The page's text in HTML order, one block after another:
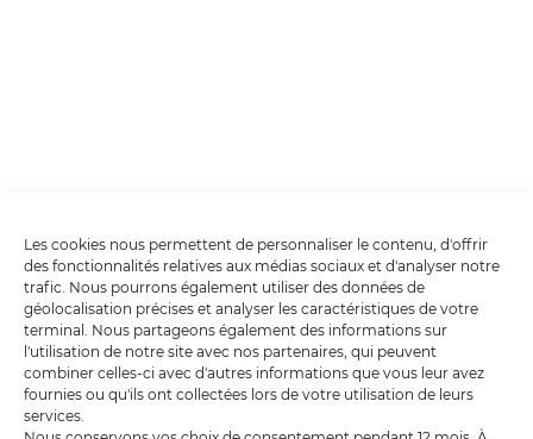
Les cookies nous permettent de personnaliser le contenu, d'offrir
des fonctionnalités relatives aux médias sociaux et d'analyser notre
trafic. Nous pourrons également utiliser des données de
géolocalisation précises et analyser les caractéristiques de votre
terminal. Nous partageons également des informations sur
l'utilisation de notre site avec nos partenaires, qui peuvent
combiner celles-ci avec d'autres informations que vous leur avez
fournies ou qu'ils ont collectées lors de votre utilisation de leurs
services.